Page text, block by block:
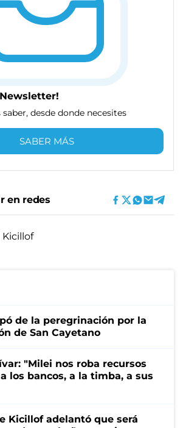
desde donde necesites
SABER MÁS
en redes
Kicillof
de la peregrinación por la
de San Cayetano
"Milei nos roba recursos
los bancos, a la timba, a sus
Kicillof adelantó que será